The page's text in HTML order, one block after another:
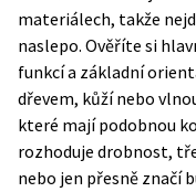
materiálech, takže
naslepo. Ověříte si
funkcí a základní
dřevem, kůží nebo
které mají podobnou
rozhoduje drobnost,
nebo jen přesně značí